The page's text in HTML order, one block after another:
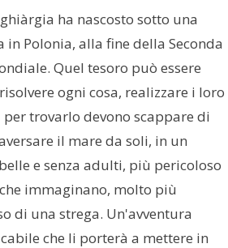
ha nascosto sotto una
in Polonia, alla fine della Seconda
Quel tesoro può essere
ogni cosa, realizzare i loro
per trovarlo devono scappare di
il mare da soli, in un
e senza adulti, più pericoloso
immaginano, molto più
di una strega. Un'avventura
che li porterà a mettere in